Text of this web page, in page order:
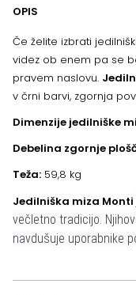
OPIS
Če želite izbrati
videz ob enem pa se
pravem naslovu.
v črni barvi, zgornja
Dimenzije jedilniške
Debelina zgornje
Teža: 59,8 kg
Jedilniška miza Monti
večletno tradicijo.
navdušuje uporabnike